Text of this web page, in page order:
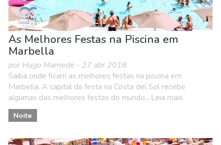
As Melhores Festas na Piscina em
Marbella
por Hugo Mamede - 27 abr 2018
Saiba onde ficam as melhores festas na piscina em
Marbella. A capital da festa na Costa del Sol recebe
algumas das melhores festas do mundo....Leia mais
Noite